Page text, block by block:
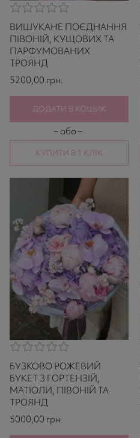
0,0
rating
based
on
521
ratings
ВИШУКАНЕ ПОЄДНАННЯ
ПІВОНІЙ, КУЩОВИХ ТА
ПАРФУМОВАНИХ
ТРОЯНД
5200,00 грн.
– або –
КУПИТИ В 1 КЛІК
ДОДАТИ В КОШИК
0,0
rating
based
on
521
ratings
БУЗКОВО РОЖЕВИЙ
БУКЕТ З ГОРТЕНЗІЙ,
МАТІОЛИ, ПІВОНІЙ ТА
ТРОЯНД
5000,00 грн.